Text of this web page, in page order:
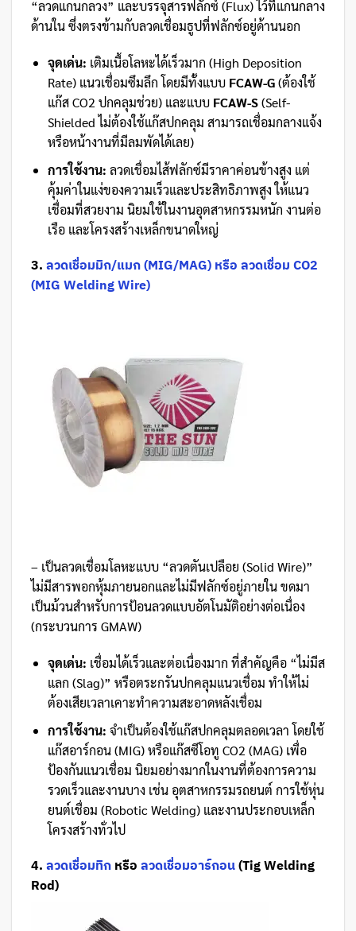
“ลวดแกนกลวง” และบรรจุสารฟลักซ์ (Flux) ไว้ที่แกนกลาง
ด้านใน ซึ่งตรงข้ามกับลวดเชื่อมธูปที่ฟลักซ์อยู่ด้านนอก
จุดเด่น: เติมเนื้อโลหะได้เร็วมาก (High Deposition
Rate) แนวเชื่อมซึมลึก โดยมีทั้งแบบ FCAW-G(ต้องใช้
แก๊ส CO2 ปกคลุมช่วย) และแบบ FCAW-S(Self-
Shielded ไม่ต้องใช้แก๊สปกคลุม สามารถเชื่อมกลางแจ้ง
หรือหน้างานที่มีลมพัดได้เลย)
การใช้งาน: ลวดเชื่อมไส้ฟลักซ์มีราคาค่อนข้างสูง แต่
คุ้มค่าในแง่ของความเร็วและประสิทธิภาพสูง ให้แนว
เชื่อมที่สวยงาม นิยมใช้ในงานอุตสาหกรรมหนัก งานต่อ
เรือ และโครงสร้างเหล็กขนาดใหญ่
3. ลวดเชื่อมมิก/แมก (MIG/MAG) หรือ ลวดเชื่อม CO2
(MIG Welding Wire)
– เป็นลวดเชื่อมโลหะแบบ “ลวดตันเปลือย (Solid Wire)”
ไม่มีสารพอกหุ้มภายนอกและไม่มีฟลักซ์อยู่ภายใน ขดมา
เป็นม้วนสำหรับการป้อนลวดแบบอัตโนมัติอย่างต่อเนื่อง
(กระบวนการ GMAW)
จุดเด่น: เชื่อมได้เร็วและต่อเนื่องมาก ที่สำคัญคือ “ไม่มีส
แลก (Slag)” หรือตระกรันปกคลุมแนวเชื่อม ทำให้ไม่
ต้องเสียเวลาเคาะทำความสะอาดหลังเชื่อม
การใช้งาน: จำเป็นต้องใช้แก๊สปกคลุมตลอดเวลา โดยใช้
แก๊สอาร์กอน (MIG) หรือแก๊สซีโอทู CO2 (MAG) เพื่อ
ป้องกันแนวเชื่อม นิยมอย่างมากในงานที่ต้องการความ
รวดเร็วและงานบาง เช่น อุตสาหกรรมรถยนต์ การใช้หุ่น
ยนต์เชื่อม (Robotic Welding) และงานประกอบเหล็ก
โครงสร้างทั่วไป
4. ลวดเชื่อมทิก หรือ ลวดเชื่อมอาร์กอน (Tig Welding
Rod)